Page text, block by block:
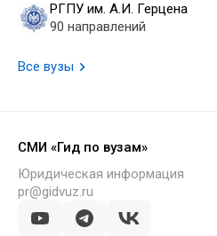
РГПУ им. А.И. Герцена
90 направлений
Все вузы
СМИ «Гид по вузам»
Юридическая информация
pr@gidvuz.ru